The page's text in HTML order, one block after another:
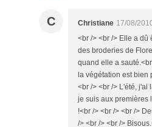
C Christiane 17/08/
<br /> <br /> Elle a dû
des broderies de
quand elle a
la végétation est bien
<br /> <br /> L'été, j'ai
je suis aux premières
!<br /> <br /> <br />
/> <br /> <br />